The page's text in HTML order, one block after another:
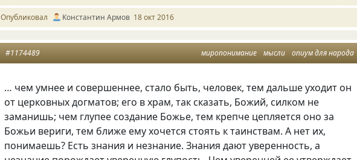
Опубликовал Константин Армов 18 окт 2016
миропонимание мысли опиум для народа
#1174489
… чем умнее и совершеннее, стало быть, человек, тем дальше уходит он
от церковных догматов; его в храм, так сказать, Божий, силком не
заманишь; чем глупее создание Божье, тем крепче цепляется оно за
Божьи вериги, тем ближе ему хочется стоять к таинствам. А нет их,
понимаешь? Есть знания и незнание. Знания дают уверенность, а